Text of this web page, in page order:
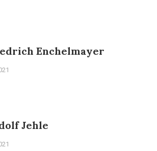
Enchelmayer
Jehle